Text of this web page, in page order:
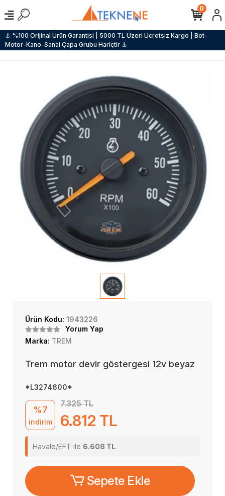
⚓ %100 Orijinal Ürün Garantisi | 5000 TL Üzeri Ücretsiz Kargo | Bot-
Motor-Kano-Sanal Çapa Grubu Hariçtir ⚓
0
Ürün Kodu: 1943226
Yorum Yap
Marka: TREM
Trem motor devir göstergesi 12v beyaz
*L3274600*
%7
indirim
7.325 TL
6.812 TL
Havale/EFT ile 6.608 TL
Sepete Ekle